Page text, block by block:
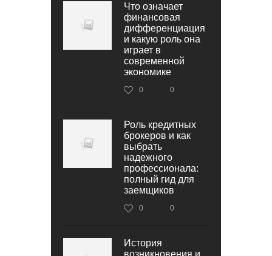
Что означает
финансовая
дифференциация
и какую роль она
играет в
современной
экономике
0 0
Роль кредитных
брокеров и как
выбрать
надежного
профессионала:
полный гид для
заемщиков
0 0
История
возникновения и